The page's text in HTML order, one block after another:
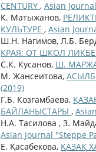
CENTURY , Asian
К. Матыжанов,
КУЛЬТУРЕ , Asian
Ш.Н. Нагимов, Л.Б.
КРАЯ: ОТ ШКОЛ
С.К. Кусанов, Ш.
М. Жансеитова,
(2019)
Г.Б. Козгамбаева,
БАЙЛАНЫСТАРЫ ,
Н.А. Тасилова , З.
Asian Journal "Steppe
Е. Қасабекова, ҚАЗАҚ